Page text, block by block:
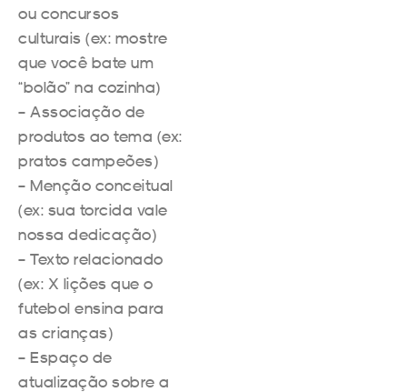
ou concursos
culturais (ex: mostre
que você bate um
“bolão” na cozinha)
– Associação de
produtos ao tema (ex:
pratos campeões)
– Menção conceitual
(ex: sua torcida vale
nossa dedicação)
– Texto relacionado
(ex: X lições que o
futebol ensina para
as crianças)
– Espaço de
atualização sobre a